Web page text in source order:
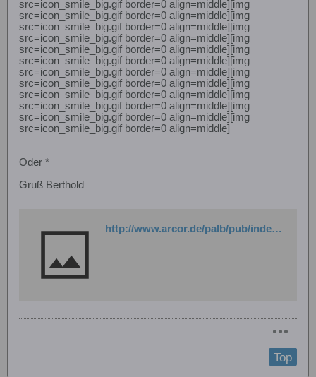
src=icon_smile_big.gif border=0 align=middle][img
src=icon_smile_big.gif border=0 align=middle][img
src=icon_smile_big.gif border=0 align=middle][img
src=icon_smile_big.gif border=0 align=middle][img
src=icon_smile_big.gif border=0 align=middle][img
src=icon_smile_big.gif border=0 align=middle][img
src=icon_smile_big.gif border=0 align=middle][img
src=icon_smile_big.gif border=0 align=middle][img
src=icon_smile_big.gif border=0 align=middle][img
src=icon_smile_big.gif border=0 align=middle][img
src=icon_smile_big.gif border=0 align=middle][img
src=icon_smile_big.gif border=0 align=middle]
Oder *
Gruß Berthold
http://www.arcor.de/palb/pub/index.php?alb_action=viewAlbum&album_ID=16007&n
Top